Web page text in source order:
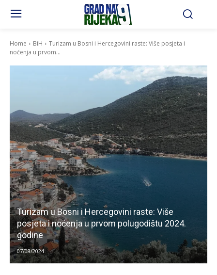
Home BiH
Turizam u Bosni i Hercegovini raste: Više posjeta i
noćenja u prvom...
Turizam u Bosni i Hercegovini raste: Više
posjeta i noćenja u prvom polugodištu 2024.
godine
07/08/2024